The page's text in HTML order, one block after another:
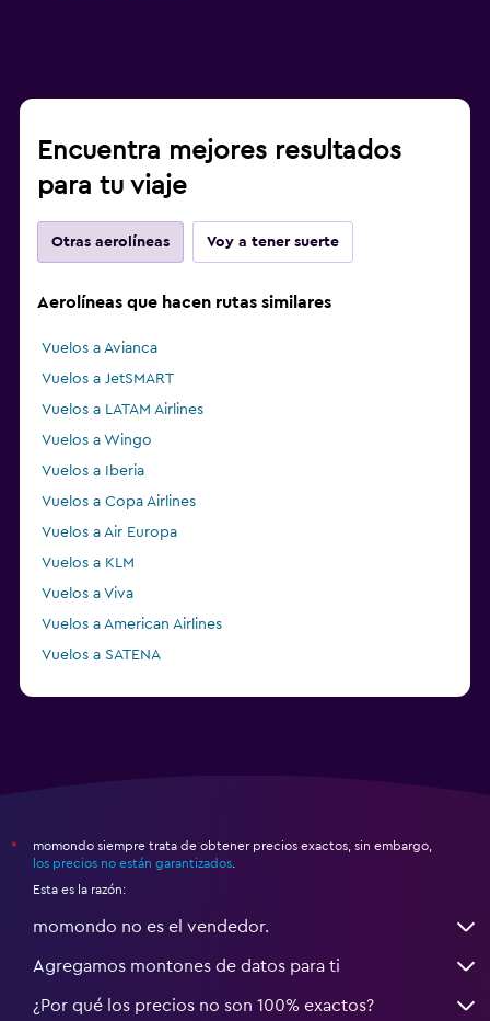
Encuentra mejores resultados
para tu viaje
Otras aerolíneas Voy a tener suerte
Aerolíneas que hacen rutas similares
Vuelos a Avianca
Vuelos a JetSMART
Vuelos a LATAM Airlines
Vuelos a Wingo
Vuelos a Iberia
Vuelos a Copa Airlines
Vuelos a Air Europa
Vuelos a KLM
Vuelos a Viva
Vuelos a American Airlines
Vuelos a SATENA
*
momondo siempre trata de obtener precios exactos, sin embargo,
los precios no están garantizados
Esta es la razón:
momondo no es el vendedor.
Agregamos montones de datos para ti
¿Por qué los precios no son 100% exactos?